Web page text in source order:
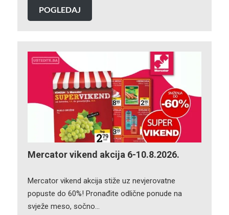
POGLEDAJ
Mercator vikend akcija 6-10.8.2026.
Mercator vikend akcija stiže uz nevjerovatne
popuste do 60%! Pronađite odlične ponude na
svježe meso, sočno…